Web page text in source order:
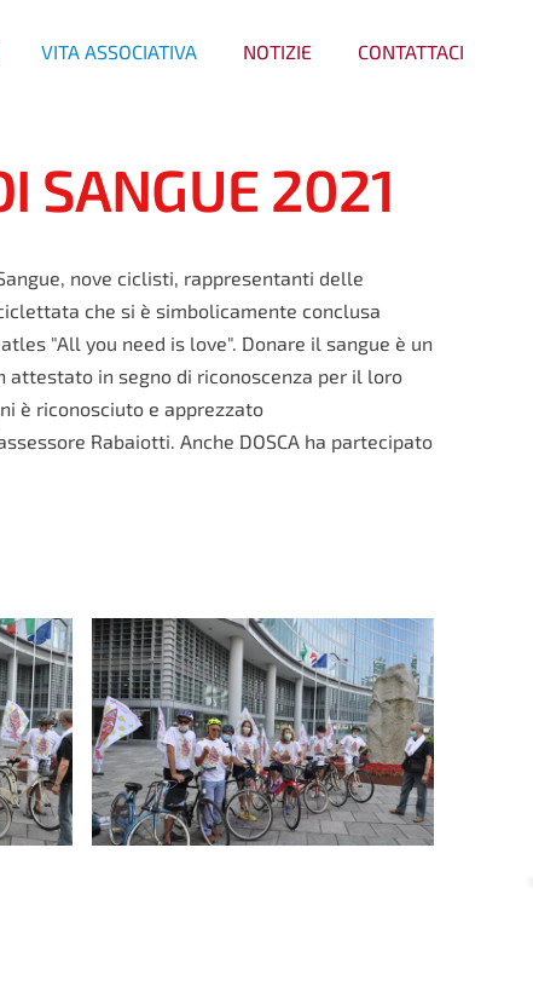
VITA ASSOCIATIVA NOTIZIE CONTATTACI
SANGUE 2021
nove ciclisti, rappresentanti delle
che si è simbolicamente conclusa
"All you need is love". Donare il sangue è un
attestato in segno di riconoscenza per il loro
è riconosciuto e apprezzato
Rabaiotti. Anche DOSCA ha partecipato